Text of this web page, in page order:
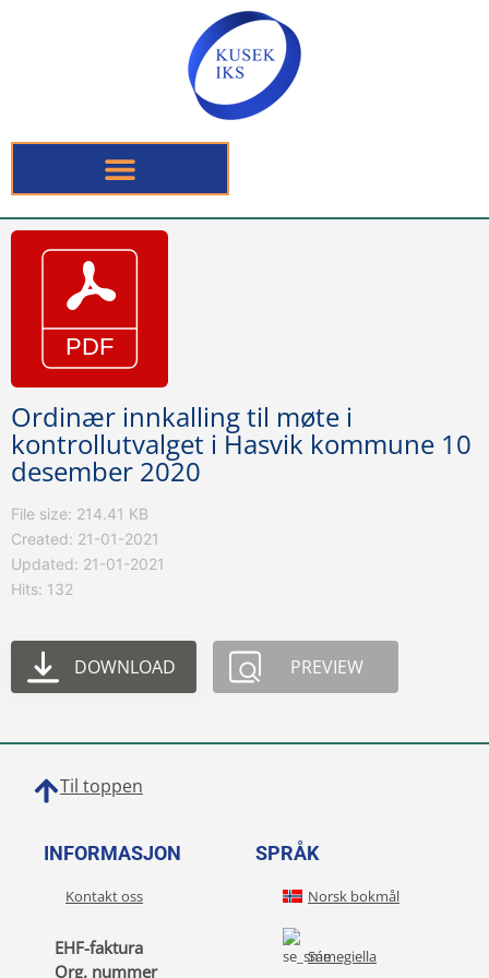
Ordinær innkalling til møte i
kontrollutvalget i Hasvik kommune 10
desember 2020
File size: 214.41 KB
Created: 21-01-2021
Updated: 21-01-2021
Hits: 132
DOWNLOAD PREVIEW
Til toppen
INFORMASJON
Kontakt oss
EHF-faktura
Org. nummer
SPRÅK
Norsk bokmål
Sámegiella